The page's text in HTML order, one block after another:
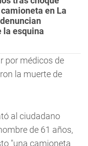
en La
la esquina
por médicos de
la muerte de
al ciudadano
de 61 años,
"una camioneta